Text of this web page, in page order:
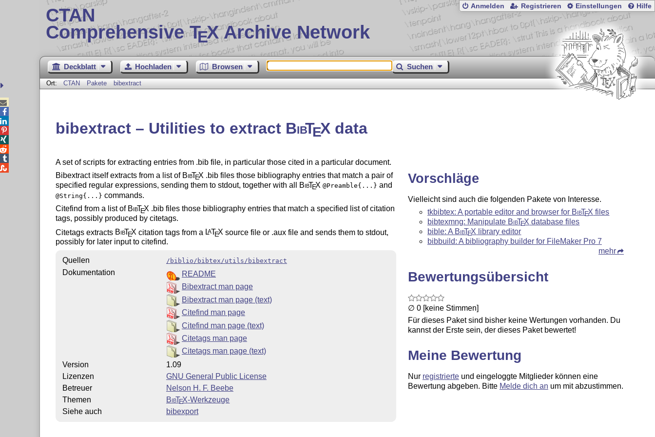
CTAN
Comprehensive TEX Archive Network
Anmelden Registrieren Einstellungen Hilfe
Deckblatt Hochladen Browsen Suchen
Ort: CTAN Pakete bibextract
bibextract – Utilities to extract BibTEXdata
A set of scripts for extracting entries from .bib file, in particular those cited in a particular document.
Bibextract itself extracts from a list of BibTEX .bib files those bibliography entries that match a pair of
specified regular expressions, sending them to stdout, together with all
BibTEX @Preamble{...} and
@String{...} commands.
Citefind from a list of BibTEX .bib files those bibliography entries that match a specified list of citation
tags, possibly produced by citetags.
Citetags extracts BibTEX citation tags from a LATEX source file or .aux file and sends them to stdout,
possibly for later input to citefind.
Quellen /biblio/bibtex/utils/bibextract
Dokumentation
README
Bibextract man page
Bibextract man page (text)
Citefind man page
Citefind man page (text)
Citetags man page
Citetags man page (text)
Version
1.09
Lizenzen
GNU General Public License
Betreuer
Nelson H. F. Beebe
Themen
BibTEX-Werkzeuge
Siehe auch
bibexport
Vorschläge
Vielleicht sind auch die folgenden Pakete von Interesse.
tkbibtex: A portable editor and browser for BibTEX files
bibtexmng: Manipulate BibTEX database files
bible: A BibTEX library editor
bibbuild: A bibliography builder for FileMaker Pro 7
mehr
Bewertungsübersicht
∅ 0 [keine Stimmen]
Für dieses Paket sind bisher keine Wertungen vorhanden. Du
kannst der Erste sein, der dieses Paket bewertet!
Meine Bewertung
Nur registrierteund eingeloggte Mitglieder können eine
Bewertung abgeben. Bitte Melde dich an um mit abzustimmen.




